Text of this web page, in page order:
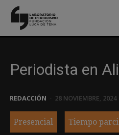
Periodista en
REDACCIÓN 28 NOVIEMBRE, 2024
Presencial Tiempo